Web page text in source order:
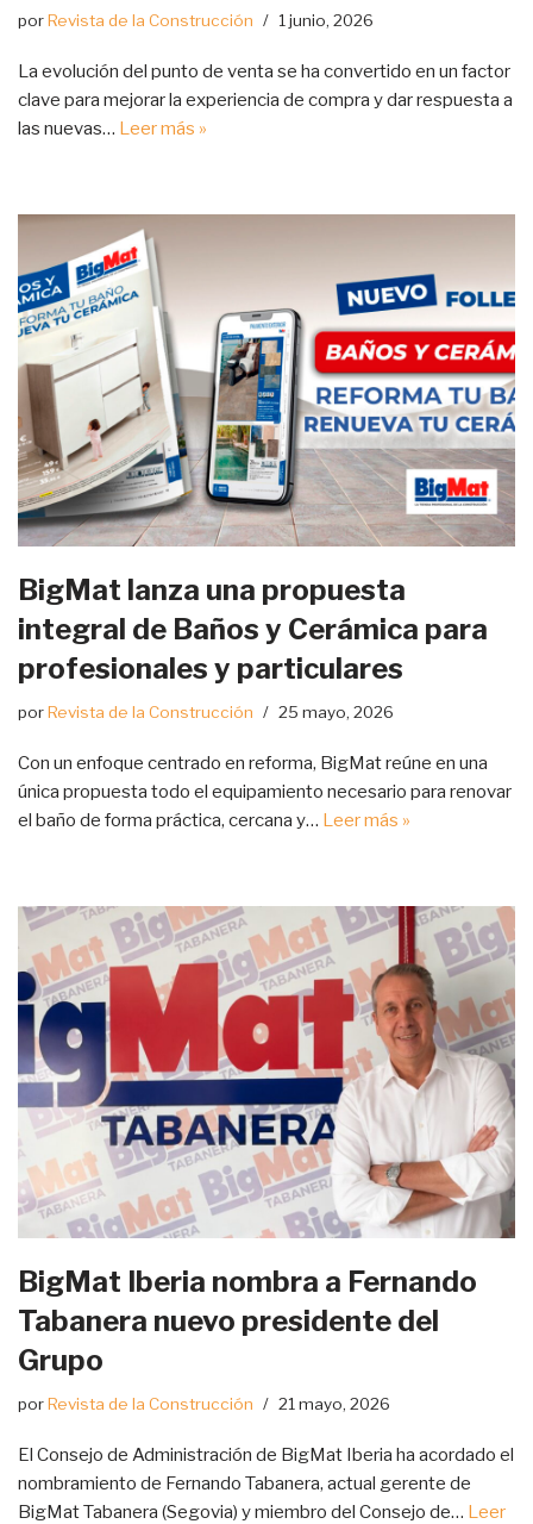
porRevista de la Construcción 1 junio, 2026
La evolución del punto de venta se ha convertido en un factor
clave para mejorar la experiencia de compra y dar respuesta a
las nuevas… Leer más »
BigMat lanza una propuesta
integral de Baños y Cerámica para
profesionales y particulares
porRevista de la Construcción 25 mayo, 2026
Con un enfoque centrado en reforma, BigMat reúne en una
única propuesta todo el equipamiento necesario para renovar
el baño de forma práctica, cercana y… Leer más »
BigMat Iberia nombra a Fernando
Tabanera nuevo presidente del
Grupo
porRevista de la Construcción 21 mayo, 2026
El Consejo de Administración de BigMat Iberia ha acordado el
nombramiento de Fernando Tabanera, actual gerente de
BigMat Tabanera (Segovia) y miembro del Consejo de… Leer